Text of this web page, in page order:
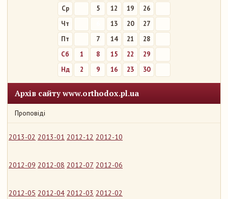
Ср
5 12 19
26
Чт
13 20
27
Пт
7 14 21
28
Сб
1 8 15 22
29
Нд
2 9 16 23 30
Архів сайту www.orthodox.pl.ua
Проповіді
2013-02 2013-01 2012-12 2012-10
2012-09 2012-08 2012-07 2012-06
2012-05 2012-04 2012-03 2012-02